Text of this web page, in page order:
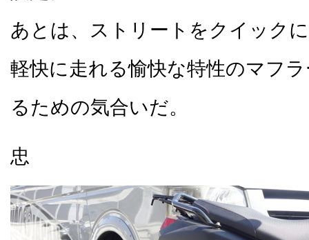
あとは、ストリートをクイックに
軽快に走れる愉快な特性のマフ
るための気合いだ。
忠